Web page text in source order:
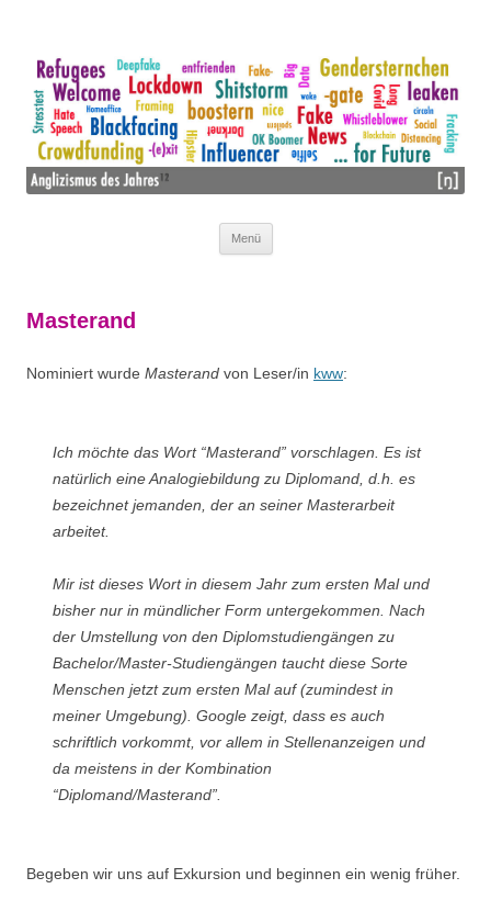
ANGLIZISMUS DES JAHRES
Menü
Masterand
Nominiert wurde Masterand von Leser/in kww:
Ich möchte das Wort “Masterand” vorschlagen. Es ist
natürlich eine Analogiebildung zu Diplomand, d.h. es
bezeichnet jemanden, der an seiner Masterarbeit
arbeitet.
Mir ist dieses Wort in diesem Jahr zum ersten Mal und
bisher nur in mündlicher Form untergekommen. Nach
der Umstellung von den Diplomstudiengängen zu
Bachelor/Master-Studiengängen taucht diese Sorte
Menschen jetzt zum ersten Mal auf (zumindest in
meiner Umgebung). Google zeigt, dass es auch
schriftlich vorkommt, vor allem in Stellenanzeigen und
da meistens in der Kombination
“Diplomand/Masterand”.
Begeben wir uns auf Exkursion und beginnen ein wenig früher.